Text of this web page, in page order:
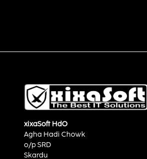
xixaSoft HdO
Agha Hadi Chowk
o/p SRD
Skardu